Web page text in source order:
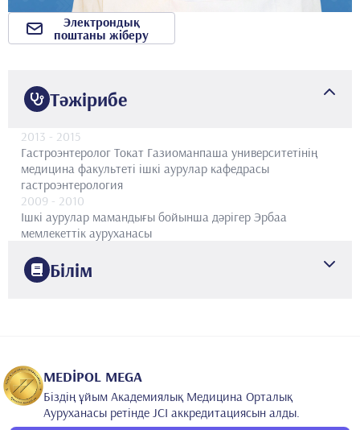
Тәжірибе
2013 - 2015
Гастроэнтеролог Токат Газиоманпаша университетінің
медицина факультеті ішкі аурулар кафедрасы
гастроэнтерология
2009 - 2010
Ішкі аурулар мамандығы бойынша дәрігер Эрбаа
мемлекеттік ауруханасы
Білім
аурулар
2013
Адана Үлгілі Оқыту және Зерттеу Ауруханасы
Гастроэнтерология
Электрондық
поштаны жіберу
MEDİPOL MEGA
Біздің ұйым Академиялық Медицина Орталық
Ауруханасы ретінде JCI аккредитациясын алды.